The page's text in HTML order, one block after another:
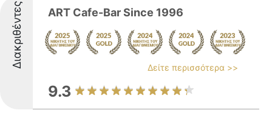
Διακριθέντες ART Cafe-Bar Since 1996
Δείτε περισσότερα >>
9.3